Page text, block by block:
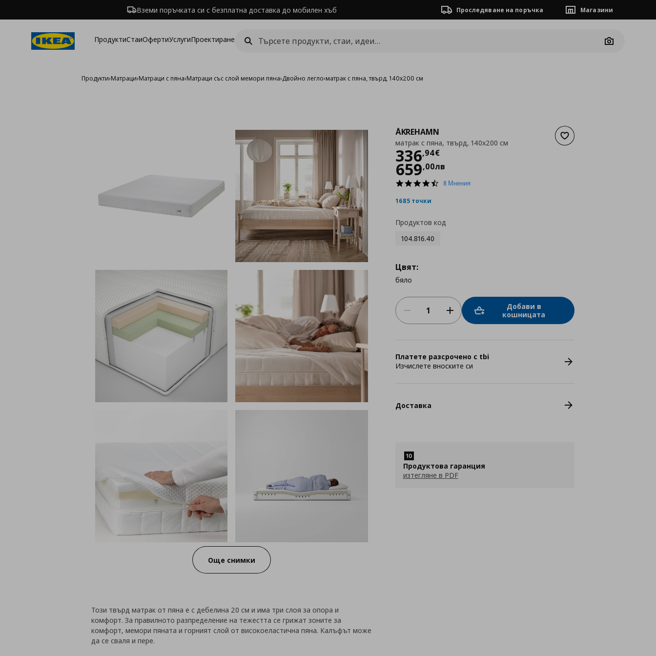
Вземи поръчката си с безплатна доставка до мобилен хъб Проследяване на поръчка Магазини
ПродуктиСтаиОфертиУслугиПроектиране
Camera
Продукти›Матраци›Матраци с пяна›Матраци със слой мемори пяна›Двойно легло›матрак с пяна, твърд, 140x200 см
Още снимки
Добави към списъка с
ÅKREHAMN
матрак с пяна, твърд, 140x200 см
336,94€
Цена336,94 €
659,00лв
4.6
8 Мнения
1685 точки
Продуктов код
104.816.40
Цвят:
бяло
Добави в
кошницата
Платете разсрочено с tbi
Изчислете вноските си
Доставка
Продуктова гаранция
изтегляне в PDF
Този твърд матрак от пяна е с дебелина 20 см и има три слоя за опора и
комфорт. За правилното разпределение на тежестта се грижат зоните за
комфорт, мемори пяната и горният слой от високоеластична пяна. Калъфът може
да се сваля и пере.